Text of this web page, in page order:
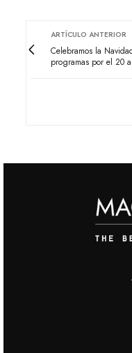
ARTÍCULO ANTERIOR
Celebramos la
programas por el 20